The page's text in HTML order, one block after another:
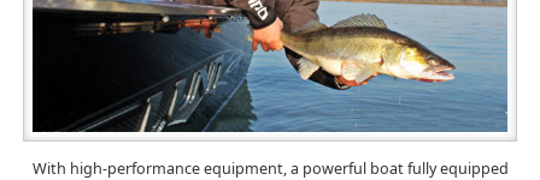
With high-performance equipment, a powerful boat fully equipped